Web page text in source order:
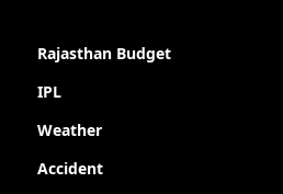
Rajasthan Budget
IPL
Weather
Accident